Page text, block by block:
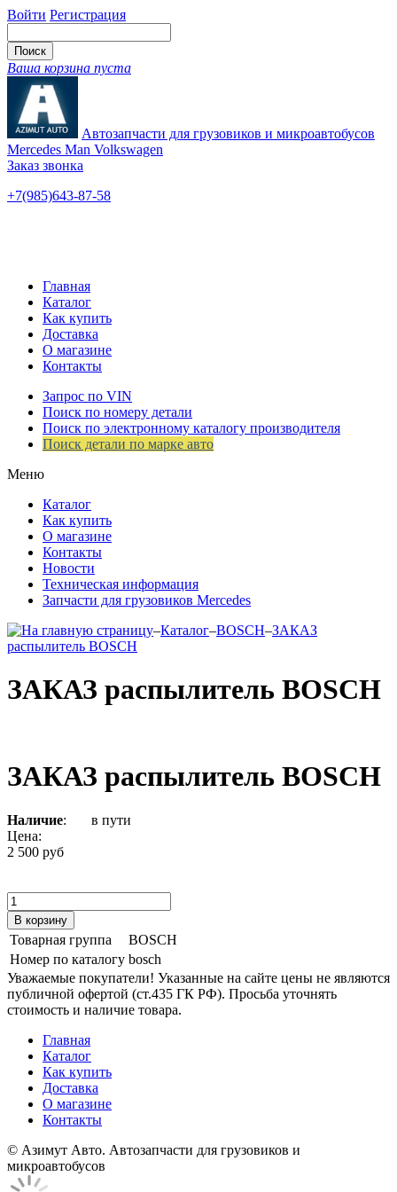
Войти Регистрация
Ваша корзина пуста
Автозапчасти для грузовиков и микроавтобусов
Mercedes Man Volkswagen
Заказ звонка
+7(985)643-87-58
Главная
Каталог
Как купить
Доставка
О магазине
Контакты
Запрос по VIN
Поиск по номеру детали
Поиск по электронному каталогу производителя
Поиск детали по марке авто
Меню
Каталог
Как купить
О магазине
Контакты
Новости
Техническая информация
Запчасти для грузовиков Mercedes
–Каталог–BOSCH–ЗАКАЗ
распылитель BOSCH
ЗАКАЗ распылитель BOSCH
ЗАКАЗ распылитель BOSCH
Наличие:
в пути
Цена:
2 500 руб
Товарная группа
BOSCH
Номер по каталогу bosch
Уважаемые покупатели! Указанные на сайте цены не являются
публичной офертой (ст.435 ГК РФ). Просьба уточнять
стоимость и наличие товара.
Главная
Каталог
Как купить
Доставка
О магазине
Контакты
© Азимут Авто. Автозапчасти для грузовиков и
микроавтобусов